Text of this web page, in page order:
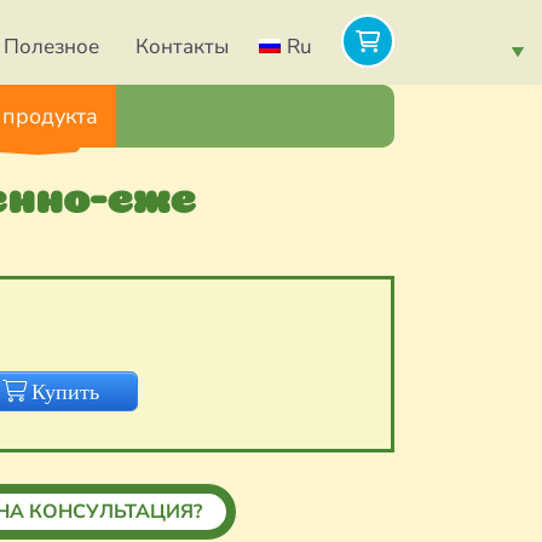
Полезное Контакты Ru
еже
Купить
КОНСУЛЬТАЦИЯ?